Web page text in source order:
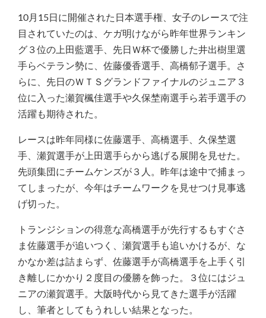
10月15日に開催された日本選手権、女子のレースで注
目されていたのは、ケガ明けながら昨年世界ランキン
グ３位の上田藍選手、先日Ｗ杯で優勝した井出樹里選
手らベテラン勢に、佐藤優香選手、高橋郁子選手。さ
らに、先日のＷＴＳグランドファイナルのジュニア３
位に入った瀬賀楓佳選手や久保埜南選手ら若手選手の
活躍も期待された。
レースは昨年同様に佐藤選手、高橋選手、久保埜選
手、瀬賀選手が上田選手らから逃げる展開を見せた。
先頭集団にチームケンズが３人。昨年は途中で捕まっ
てしまったが、今年はチームワークを見せつけ見事逃
げ切った。
トランジションの得意な高橋選手が先行するもすぐさ
ま佐藤選手が追いつく、瀬賀選手も追いかけるが、な
かなか差は詰まらず、佐藤選手が高橋選手を上手く引
き離しにかかり２度目の優勝を飾った。３位にはジュ
ニアの瀬賀選手。大阪時代から見てきた選手が活躍
し、筆者としてもうれしい結果となった。